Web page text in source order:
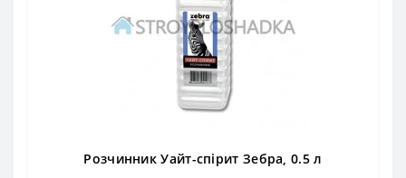
Розчинник Уайт-спірит Зебра, 0.5 л